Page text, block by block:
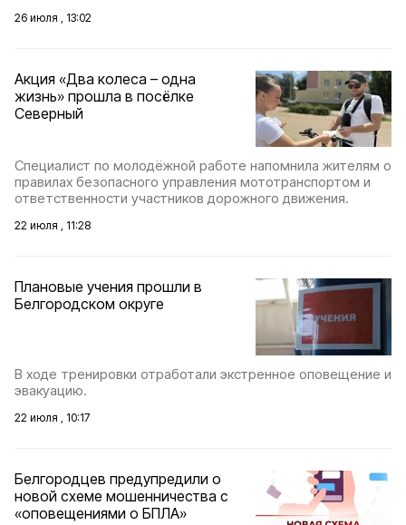
26 июля , 13:02
Акция «Два колеса – одна
жизнь» прошла в посёлке
Северный
Специалист по молодёжной работе напомнила жителям о
правилах безопасного управления мототранспортом и
ответственности участников дорожного движения.
22 июля , 11:28
Плановые учения прошли в
Белгородском округе
В ходе тренировки отработали экстренное оповещение и
эвакуацию.
22 июля , 10:17
Белгородцев предупредили о
новой схеме мошенничества с
«оповещениями о БПЛА»